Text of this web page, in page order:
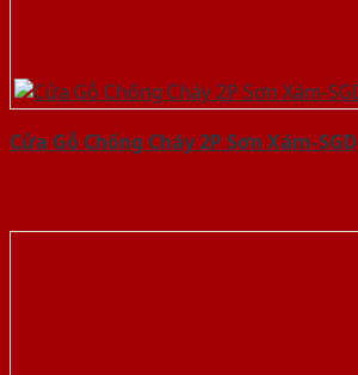
Cửa Gỗ Chống Cháy 2P Sơn Xám-SGD